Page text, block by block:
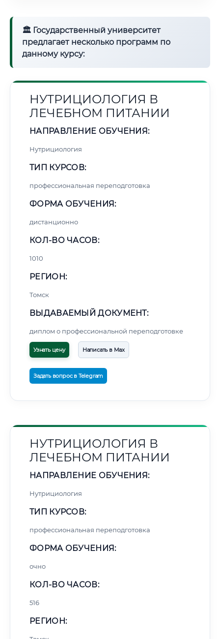
🏛 Государственный университет
предлагает несколько программ по
данному курсу:
НУТРИЦИОЛОГИЯ В
ЛЕЧЕБНОМ ПИТАНИИ
НАПРАВЛЕНИЕ ОБУЧЕНИЯ:
Нутрициология
ТИП КУРСОВ:
профессиональная переподготовка
ФОРМА ОБУЧЕНИЯ:
дистанционно
КОЛ-ВО ЧАСОВ:
1010
РЕГИОН:
Томск
ВЫДАВАЕМЫЙ ДОКУМЕНТ:
диплом о профессиональной переподготовке
Узнать цену Написать в Max
Задать вопрос в Telegram
НУТРИЦИОЛОГИЯ В
ЛЕЧЕБНОМ ПИТАНИИ
НАПРАВЛЕНИЕ ОБУЧЕНИЯ:
Нутрициология
ТИП КУРСОВ:
профессиональная переподготовка
ФОРМА ОБУЧЕНИЯ:
очно
КОЛ-ВО ЧАСОВ:
516
РЕГИОН: